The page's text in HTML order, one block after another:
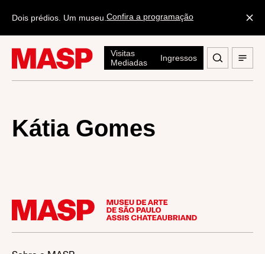
Dois prédios. Um museu. Confira a programação
Visitas
Mediadas
Ingressos
Kátia Gomes